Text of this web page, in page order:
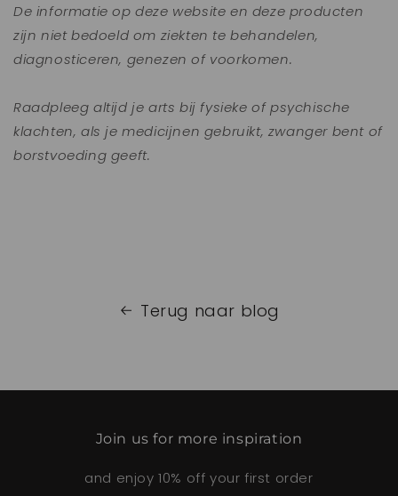
De informatie op deze website en deze producten
zijn niet bedoeld om ziekten te behandelen,
diagnosticeren, genezen of voorkomen.
Raadpleeg altijd je arts bij fysieke of psychische
klachten, als je medicijnen gebruikt, zwanger bent of
borstvoeding geeft.
Terug naar blog
Join us for more inspiration
and enjoy 10% off your first order